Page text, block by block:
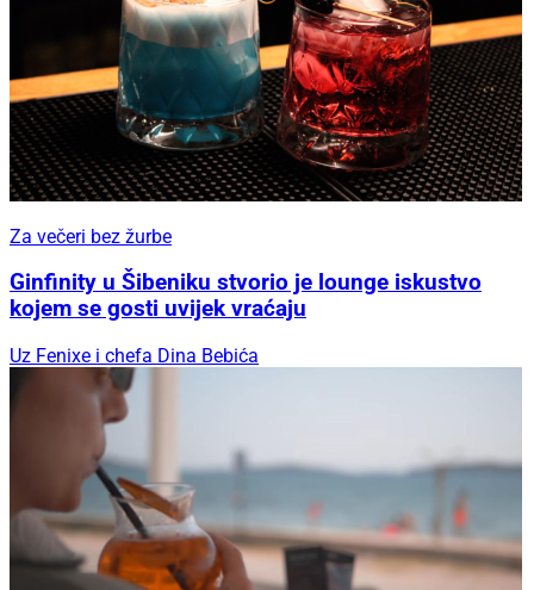
Za večeri bez žurbe
Ginfinity u Šibeniku stvorio je lounge iskustvo
kojem se gosti uvijek vraćaju
Uz Fenixe i chefa Dina Bebića